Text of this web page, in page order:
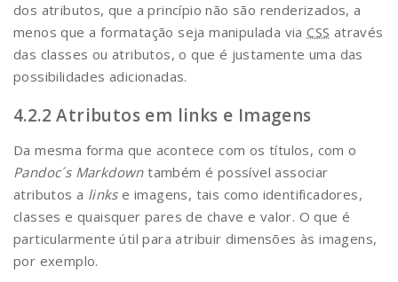
dos atributos, que a princípio não são renderizados, a
menos que a formatação seja manipulada viaCSS através
das classes ou atributos, o que é justamente uma das
possibilidades adicionadas.
Atributos em links e Imagens
Da mesma forma que acontece com os títulos, com o
Pandoc´s Markdowntambém é possível associar
atributos a linkse imagens, tais como identificadores,
classes e quaisquer pares de chave e valor. O que é
particularmente útil para atribuir dimensões às imagens,
por exemplo.